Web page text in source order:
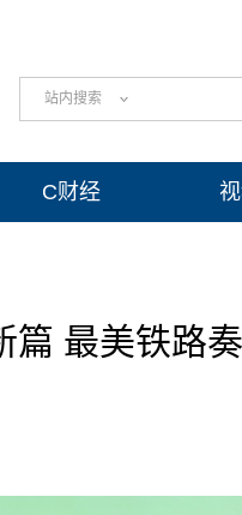
站内搜索
C财经
篇 最美铁路